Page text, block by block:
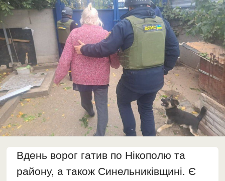
Вдень ворог гатив по Нікополю та
району, а також Синельниківщині. Є